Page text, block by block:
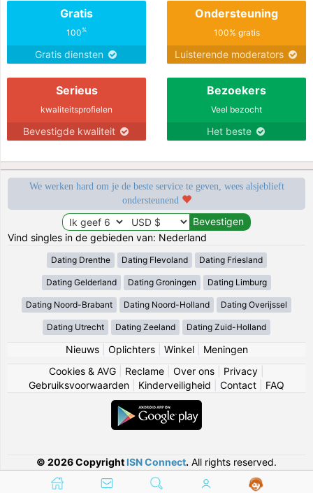
Gratis
100%
Gratis diensten
Ondersteuning
100% gratis
Luisterende moderators
Serieus
kwaliteitsprofielen
Bevestigde kwaliteit
Bezoekers
Veel bezocht
Het beste
We werken hard om je de beste service te geven, wees alsjeblieft
ondersteunend
Vind singles in de gebieden van: Nederland
Dating Drenthe Dating Flevoland Dating Friesland
Dating Gelderland Dating Groningen Dating Limburg
Dating Noord-Brabant Dating Noord-Holland Dating Overijssel
Dating Utrecht Dating Zeeland Dating Zuid-Holland
Nieuws| Oplichters| Winkel| Meningen
Cookies & AVG
Reclame Over ons Privacy
Gebruiksvoorwaarden
Kinderveiligheid Contact FAQ
© 2026 Copyright ISN Connect. All rights reserved.